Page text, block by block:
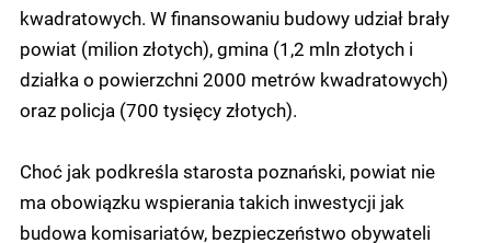
kwadratowych. W finansowaniu budowy udział brały
powiat (milion złotych), gmina (1,2 mln złotych i
działka o powierzchni 2000 metrów kwadratowych)
oraz policja (700 tysięcy złotych).
Choć jak podkreśla starosta poznański, powiat nie
ma obowiązku wspierania takich inwestycji jak
budowa komisariatów, bezpieczeństwo obywateli